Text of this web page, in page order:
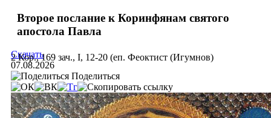
Второе послание к Коринфянам святого
апостола Павла
2 Кор., 169 зач., I, 12-20 (еп. Феоктист (Игумнов)
Скачать
07.08.2026
Поделиться